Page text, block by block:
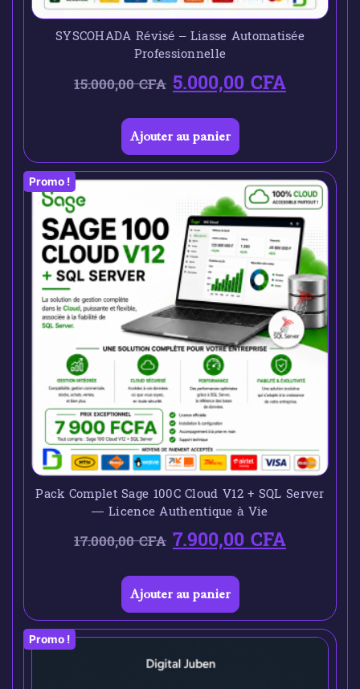
SYSCOHADA Révisé – Liasse Automatisée
Professionnelle
15.000,00CFA 5.000,00CFA
Ajouter au panier
Promo !
Pack Complet Sage 100C Cloud V12 + SQL Server
— Licence Authentique à Vie
17.000,00CFA 7.900,00CFA
Ajouter au panier
Promo !